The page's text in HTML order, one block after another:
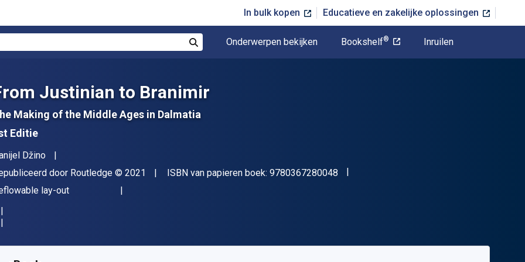
In bulk kopen Educatieve en zakelijke oplossingen
Onderwerpen bekijken Bookshelf® Inruilen
Justinian to Branimir
Making of the Middle Ages in Dalmatia
Editie
Džino
door Routledge Copyright
© 2021 ISBN van papieren boek: 9780367280048 "ISBN-13 9780367280048"
lay-out